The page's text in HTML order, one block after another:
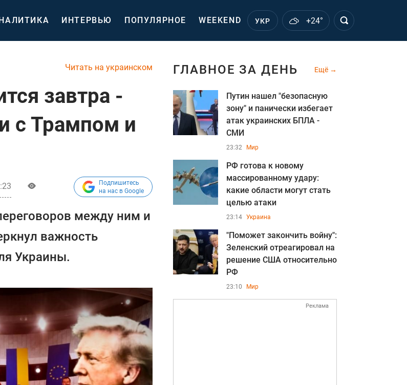
ИНТЕРВЬЮ ПОПУЛЯРНОЕ WEEKEND УКР +24°
Читать на украинском
завтра -
с Трампом и
Подпишитесь
на нас в Google
между ним и
важность
Украины.
ГЛАВНОЕ ЗА ДЕНЬ Ещё
Путин нашел "безопасную
зону" и панически избегает
атак украинских БПЛА -
СМИ
23:32 Мир
РФ готова к новому
массированному удару:
какие области могут стать
целью атаки
23:14 Украина
"Поможет закончить войну":
Зеленский отреагировал на
решение США относительно
РФ
23:10 Мир
Реклама